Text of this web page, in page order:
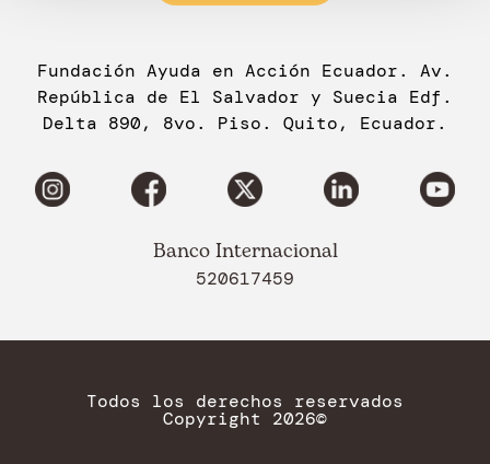
Fundación Ayuda en Acción Ecuador. Av.
República de El Salvador y Suecia Edf.
Delta 890, 8vo. Piso. Quito, Ecuador.
Banco Internacional
520617459
Todos los derechos reservados
Copyright 2026©